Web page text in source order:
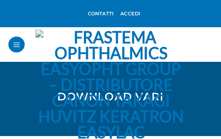
contenuti
CONTATTI ACCEDI
DOWNLOAD VARI